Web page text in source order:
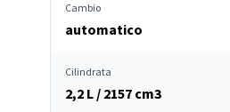
Cambio
automatico
Cilindrata
2,2 L / 2157 cm3